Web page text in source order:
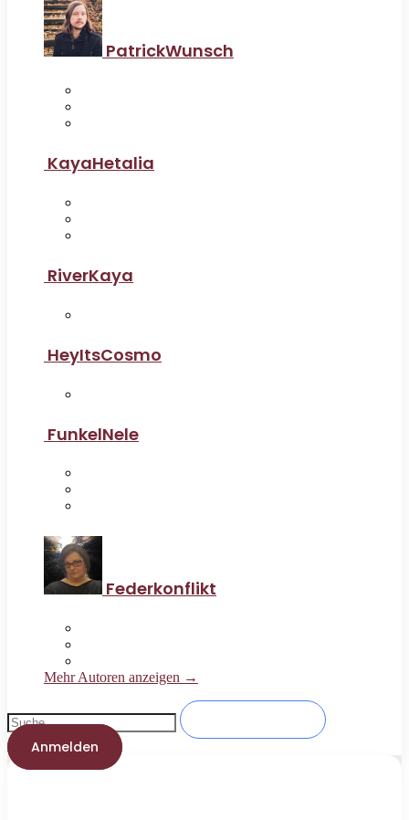
PatrickWunsch
KayaHetalia
RiverKaya
HeyItsCosmo
FunkelNele
Federkonflikt
Mehr Autoren anzeigen →
Anmelden